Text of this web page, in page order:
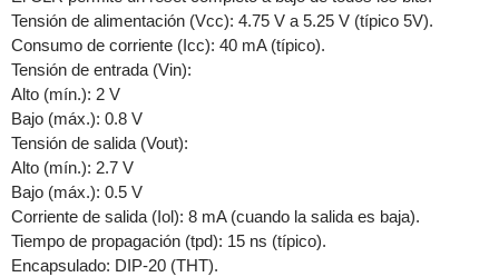
Tensión de alimentación (Vcc): 4.75 V a 5.25 V (típico 5V).
Consumo de corriente (Icc): 40 mA (típico).
Tensión de entrada (Vin):
Alto (mín.): 2 V
Bajo (máx.): 0.8 V
Tensión de salida (Vout):
Alto (mín.): 2.7 V
Bajo (máx.): 0.5 V
Corriente de salida (Iol): 8 mA (cuando la salida es baja).
Tiempo de propagación (tpd): 15 ns (típico).
Encapsulado: DIP-20 (THT).